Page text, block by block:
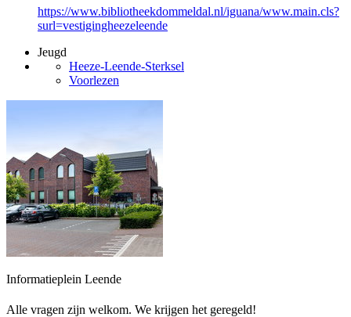
https://www.bibliotheekdommeldal.nl/iguana/www.main.cls?
surl=vestigingheezeleende
Jeugd
Heeze-Leende-Sterksel
Voorlezen
Informatieplein Leende
Alle vragen zijn welkom. We krijgen het geregeld!